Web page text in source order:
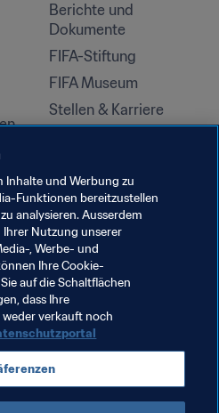
Berichte und
Dokumente
FIFA-Stiftung
FIFA Museum
Stellen & Karriere
Inhalte und Werbung zu
Funktionen bereitzustellen
analysieren. Ausserdem
Nutzung unserer
, Werbe- und
Ihre Cookie-
auf die Schaltflächen
dass Ihre
verkauft noch